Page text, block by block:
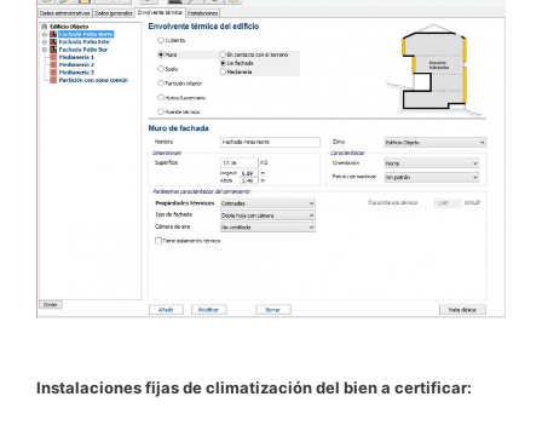
Instalaciones fijas de climatización del bien a certificar: